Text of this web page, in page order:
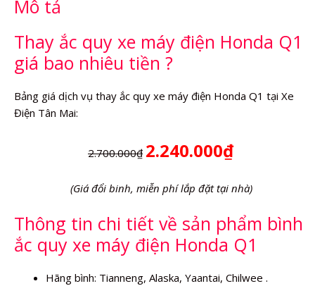
Mô tả
Thay ắc quy xe máy điện Honda Q1
giá bao nhiêu tiền ?
Bảng giá dịch vụ thay ắc quy xe máy điện Honda Q1 tại Xe
Điện Tân Mai:
2.700.000₫ 2.240.000₫
(Giá đổi binh, miễn phí lắp đặt tại nhà)
Thông tin chi tiết về sản phẩm bình
ắc quy xe máy điện Honda Q1
Hãng bình: Tianneng, Alaska, Yaantai, Chilwee .